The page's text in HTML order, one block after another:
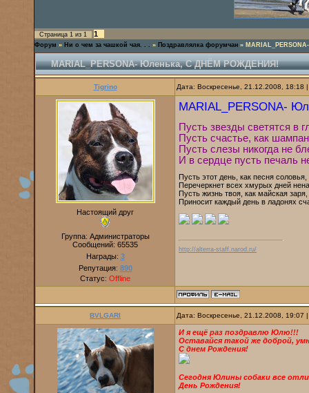
Страница 1 из 1 1
Форум » Ни о чем за чашкой чая. . . » Поздравлялка форумчан »
MARIAL_PERSONA- Юленька, С ДНЁМ РОЖДЕНИЯ!
Tigrino Дата: Воскресенье, 21.12.2008,
Настоящий друг
Группа: Администраторы
Сообщений: 65535
Награды: 3
Репутация: 890
Статус: Offline
MARIAL_PERSONA-
Пусть звезды светятся в
Пусть счастье, как
Пусть слезы никогда не
И в сердце пусть печаль
Пусть этот день, как песня соловья,
Перечеркнет всех хмурых дней
Пусть жизнь твоя, как майская заря,
Приносит каждый день в ладонях
http://alterra-staff.narod.ru/
BVLGARI Дата: Воскресенье, 21.12.2008,
И я ещё раз поздравлю Юлю!!!
Оставайся такой же доброй,
С днем Рождения!
Сегодня Юлины собаки все
День Рождения!